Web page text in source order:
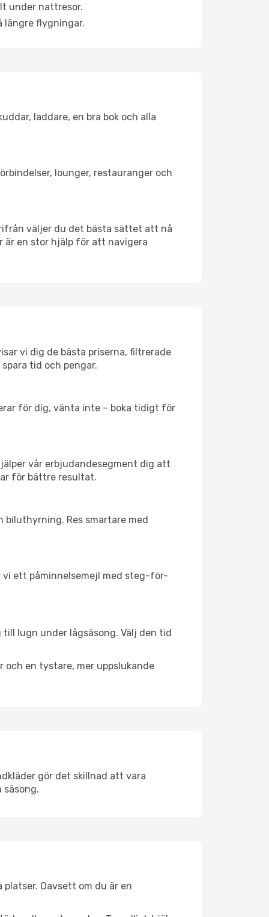
under nattresor.
längre flygningar.
laddare, en bra bok och alla
lounger, restauranger och
väljer du det bästa sättet att nå
är en stor hjälp för att navigera
vi dig de bästa priserna, filtrerade
tid och pengar.
för dig, vänta inte – boka tidigt för
vår erbjudandesegment dig att
för bättre resultat.
biluthyrning. Res smartare med
vi ett påminnelsemejl med steg-för-
lugn under lågsäsong. Välj den tid
en tystare, mer uppslukande
gör det skillnad att vara
säsong.
Oavsett om du är en